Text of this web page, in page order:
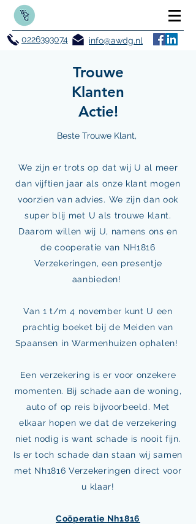
0226393074 info@awdg.nl
Trouwe
Klanten
Actie!
Beste Trouwe Klant,
We zijn er trots op dat wij U al meer
dan vijftien jaar als onze klant mogen
voorzien van advies. We zijn dan ook
super blij met U als trouwe klant.
Daarom willen wij U, namens ons en
de cooperatie van NH1816
Verzekeringen, een presentje
aanbieden!
Van 1 t/m 4 november kunt U een
prachtig boeket bij de Meiden van
Spaansen in Warmenhuizen ophalen!
Een verzekering is er voor onzekere
momenten. Bij schade aan de woning,
auto of op reis bijvoorbeeld. Met
elkaar hopen we dat de verzekering
niet nodig is want schade is nooit fijn.
Is er toch schade dan staan wij samen
met Nh1816 Verzekeringen direct voor
u klaar!
Coöperatie Nh1816